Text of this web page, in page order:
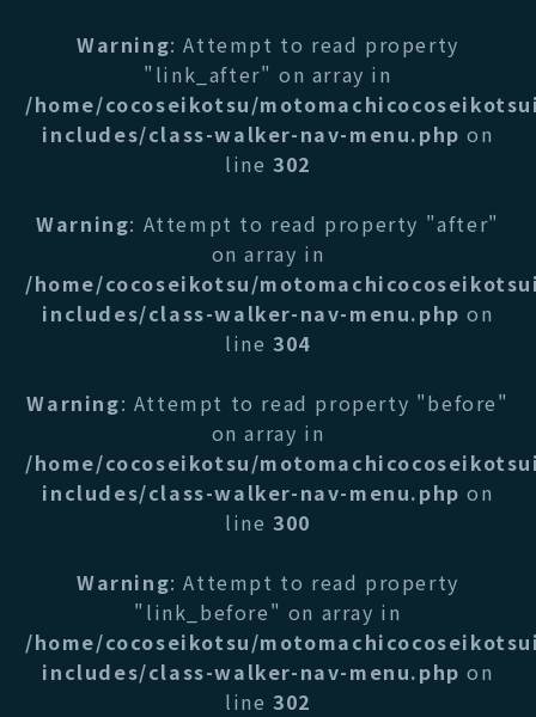
Warning: Attempt to read property
"link_after" on array in
/home/cocoseikotsu/
includes/class-walker-nav-menu.php on
line302
Warning: Attempt to read property "after"
on array in
/home/cocoseikotsu/
includes/class-walker-nav-menu.php on
line304
Warning: Attempt to read property "before"
on array in
/home/cocoseikotsu/
includes/class-walker-nav-menu.php on
line300
Warning: Attempt to read property
"link_before" on array in
/home/cocoseikotsu/
includes/class-walker-nav-menu.php on
line302